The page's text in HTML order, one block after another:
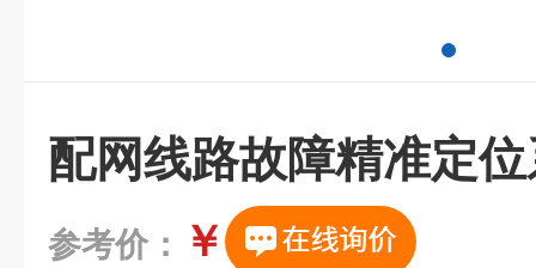
配网线路故障精准定
参考价： ￥